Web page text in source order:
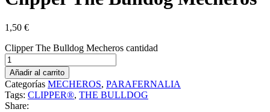
1,50 €
Clipper The Bulldog Mecheros cantidad
Añadir al carrito
Categorías MECHEROS, PARAFERNALIA
Tags: CLIPPER®, THE BULLDOG
Share: